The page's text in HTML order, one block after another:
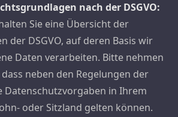
nach der DSGVO:
Sie eine Übersicht der
der DSGVO, auf deren Basis wir
Daten verarbeiten. Bitte nehmen
neben den Regelungen der
Datenschutzvorgaben in Ihrem
oder Sitzland gelten können.